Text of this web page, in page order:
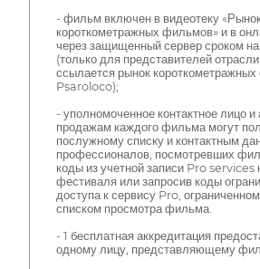
- фильм включен в видеотеку
короткометражных фильмов» и в
через защищенный сервер сроком
(только для представителей
ссылается рынок
Psaroloco);
- уполномоченное контактное лицо и
продажам каждого фильма могут
послужному списку и контактным
профессионалов, посмотревших
коды из учетной записи Pro services
фестиваля или запросив коды
доступа к сервису Pro,
списком просмотра фильма.
- 1 бесплатная аккредитация
одному лицу, представляющему